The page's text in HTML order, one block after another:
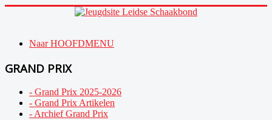
Naar HOOFDMENU
GRAND PRIX
- Grand Prix 2025-2026
- Grand Prix Artikelen
- Archief Grand Prix